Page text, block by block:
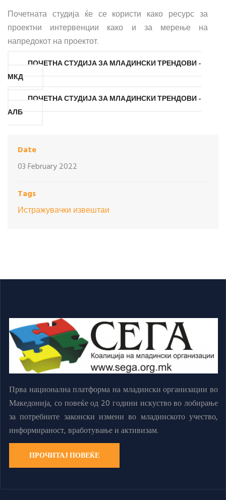
Почетната студија ќе се користи како ресурс за
проектни интервенции како и за мерење на
напредокот на проектот.
ПОЧЕТНА СТУДИЈА ЗА МЛАДИНСКИ ТРЕНДОВИ -
МКД
ПОЧЕТНА СТУДИЈА ЗА МЛАДИНСКИ ТРЕНДОВИ -
АЛБ
Date
03 February 2022
Tags
Истражувачки извештаи
Прва национална платформа на младински организации во
Македонија, со повеќе од 20 години искуство во лобирање
за потребните законски измени во младинското учество,
информираност, вработување и активизам.
ПРОЧИТАЈ ПОВЕЌЕ